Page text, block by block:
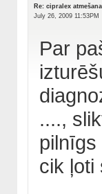
Re: cipralex atmešana
July 26, 2009 11:53PM
Par
....,
cik ļoti